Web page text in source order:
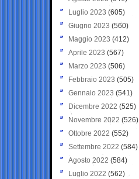
Luglio 2023 (605)
Giugno 2023 (560)
Maggio 2023 (412)
Aprile 2023 (567)
Marzo 2023 (506)
Febbraio 2023 (505)
Gennaio 2023 (541)
Dicembre 2022 (525)
Novembre 2022 (526)
Ottobre 2022 (552)
Settembre 2022 (584)
Agosto 2022 (584)
Luglio 2022 (562)